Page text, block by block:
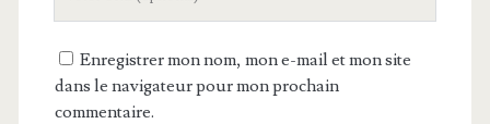
site Enregistrer mon nom, mon e-mail et mon site
dans le navigateur pour mon prochain
commentaire.